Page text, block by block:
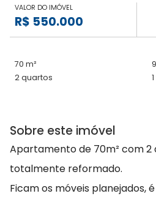
VALOR DO IMÓVEL
R$ 550.000
70 m²
2 quartos
Sobre este imóvel
Apartamento de 70m² com 2
totalmente reformado.
Ficam os móveis planejados,